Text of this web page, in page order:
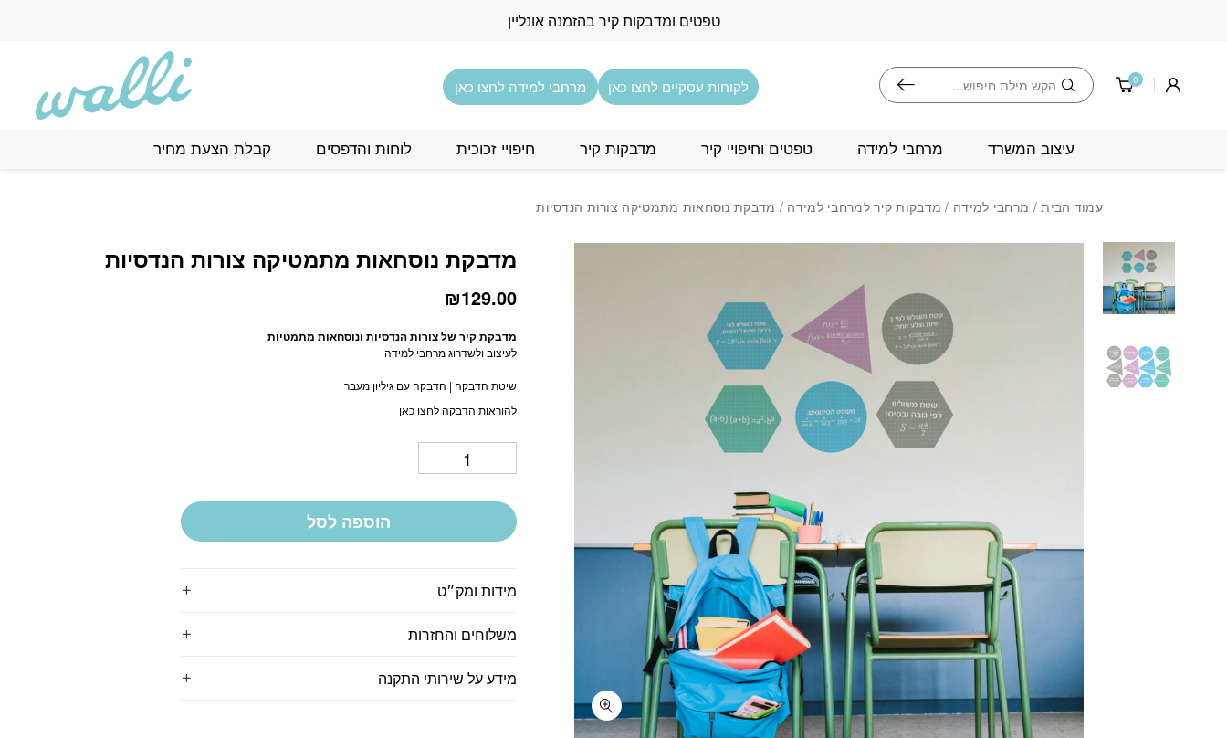
טפטים ומדבקות קיר בהזמנה אונליין
0 חיפוש לקוחות עסקיים לחצו כאן מרחבי למידה לחצו כאן
עיצוב המשרד מרחבי למידה טפטים וחיפויי קיר מדבקות קיר חיפויי זכוכית לוחות והדפסים קבלת הצעת מחיר
עמוד הבית/ מרחבי למידה / מדבקות קיר למרחבי למידה / מדבקת נוסחאות מתמטיקה צורות הנדסיות
מדבקת נוסחאות מתמטיקה צורות הנדסיות
₪129.00
מדבקת קיר של צורות הנדסיות ונוסחאות מתמטיות
לעיצוב ולשדרוג מרחבי למידה
שיטת הדבקה | הדבקה עם גיליון מעבר
להוראות הדבקהלחצו כאן
הוספה לסל
מידות ומק״ט
משלוחים והחזרות
מידע על שירותי התקנה